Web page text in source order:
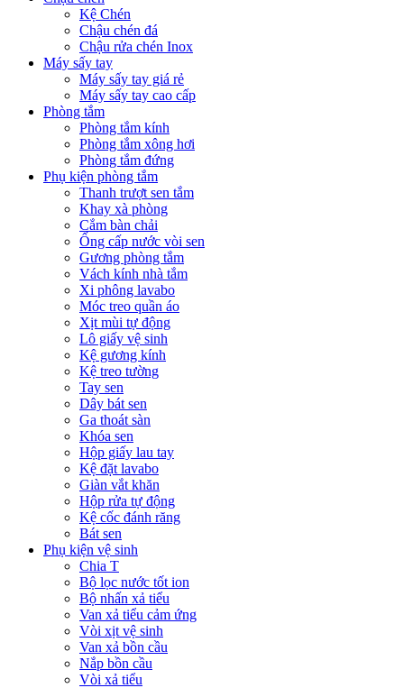
Kệ Chén
Chậu chén đá
Chậu rửa chén Inox
Máy sấy tay
Máy sấy tay giá rẻ
Máy sấy tay cao cấp
Phòng tắm
Phòng tắm kính
Phòng tắm xông hơi
Phòng tắm đứng
Phụ kiện phòng tắm
Thanh trượt sen tắm
Khay xà phòng
Cắm bàn chải
Ống cấp nước vòi sen
Gương phòng tắm
Vách kính nhà tắm
Xi phông lavabo
Móc treo quần áo
Xịt mùi tự động
Lô giấy vệ sinh
Kệ gương kính
Kệ treo tường
Tay sen
Dây bát sen
Ga thoát sàn
Khóa sen
Hộp giấy lau tay
Kệ đặt lavabo
Giàn vắt khăn
Hộp rửa tự động
Kệ cốc đánh răng
Bát sen
Phụ kiện vệ sinh
Chia T
Bộ lọc nước tốt ion
Bộ nhấn xả tiểu
Van xả tiểu cảm ứng
Vòi xịt vệ sinh
Van xả bồn cầu
Nắp bồn cầu
Vòi xả tiểu